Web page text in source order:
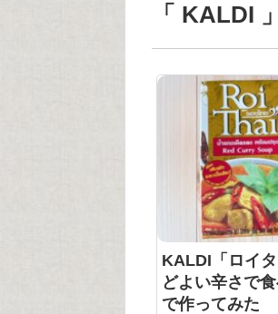
「 KALDI
KALDI「ロイ
どよい辛さで
で作ってみた